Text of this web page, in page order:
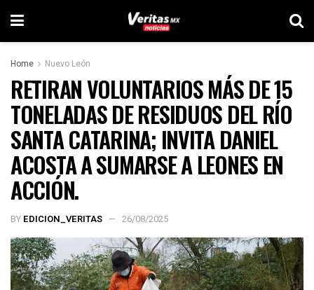
Home Nuevo León
RETIRAN VOLUNTARIOS MÁS DE 15
TONELADAS DE RESIDUOS DEL RÍO
SANTA CATARINA; INVITA DANIEL
ACOSTA A SUMARSE A LEONES EN
ACCIÓN.
BY EDICION_VERITAS 26/08/2025